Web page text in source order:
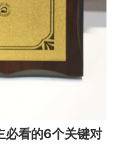
必看的6个关键对